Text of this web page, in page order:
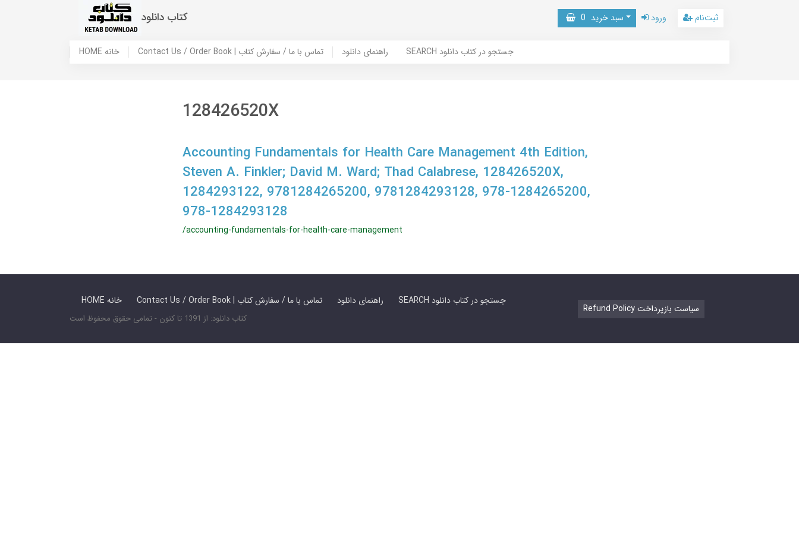
کتاب دانلود سبد خرید 0 ورود ثبت‌نام
HOME خانه Contact Us / Order Book | تماس با ما / سفارش کتاب راهنمای دانلود SEARCH جستجو در کتاب دانلود
128426520X
Accounting Fundamentals for Health Care Management 4th Edition,
Steven A. Finkler; David M. Ward; Thad Calabrese, 128426520X,
1284293122, 9781284265200, 9781284293128, 978-1284265200,
978-1284293128
/accounting-fundamentals-for-health-care-management
HOME خانه Contact Us / Order Book | تماس با ما / سفارش کتاب راهنمای دانلود SEARCH جستجو در کتاب دانلود
کتاب دانلود: از 1391 تا کنون - تمامی حقوق محفوظ است
Refund Policy سیاست بازپرداخت